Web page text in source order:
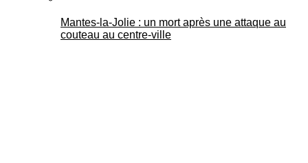
Mantes-la-Jolie : un mort après une attaque au
couteau au centre-ville